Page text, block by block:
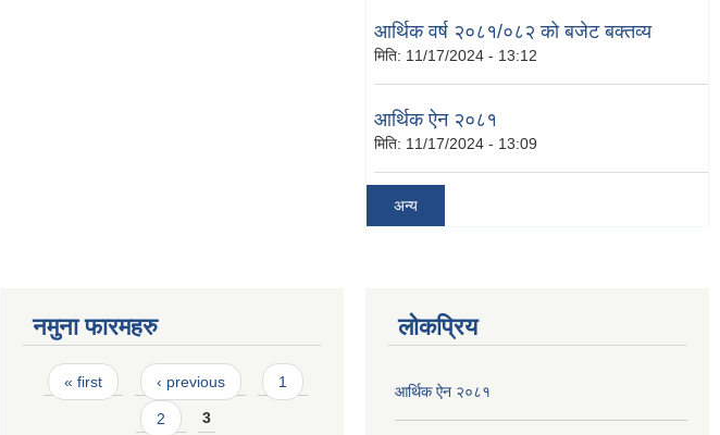
आर्थिक वर्ष २०८१/०८२ को बजेट बक्तव्य
मिति: 11/17/2024 - 13:12
आर्थिक ऐन २०८१
मिति: 11/17/2024 - 13:09
अन्य
नमुना फारमहरु
Pages
« first ‹ previous 1
2 3
लोकप्रिय
आर्थिक ऐन २०८१